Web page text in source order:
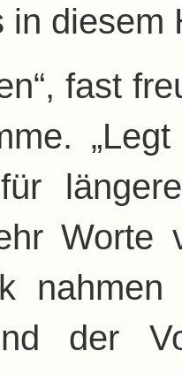
in diesem
fast
der